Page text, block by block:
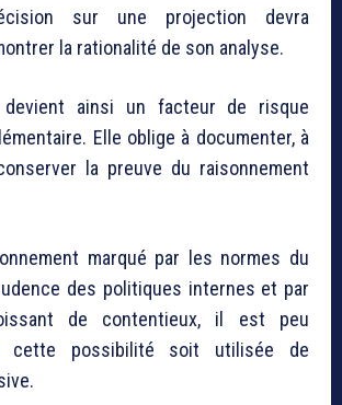
sur une projection devra
la rationalité de son analyse.
devient ainsi un facteur de risque
Elle oblige à documenter, à
la preuve du raisonnement
marqué par les normes du
des politiques internes et par
de contentieux, il est peu
cette possibilité soit utilisée de